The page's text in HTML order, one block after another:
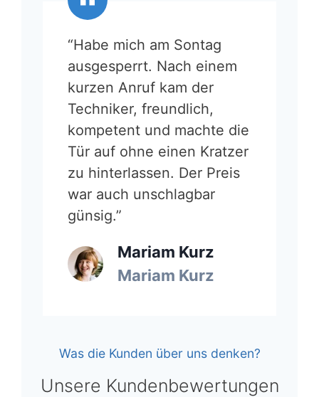
“Habe mich am Sontag
ausgesperrt. Nach einem
kurzen Anruf kam der
Techniker, freundlich,
kompetent und machte die
Tür auf ohne einen Kratzer
zu hinterlassen. Der Preis
war auch unschlagbar
günsig.”
Mariam Kurz
Mariam Kurz
Was die Kunden über uns denken?
Unsere Kundenbewertungen